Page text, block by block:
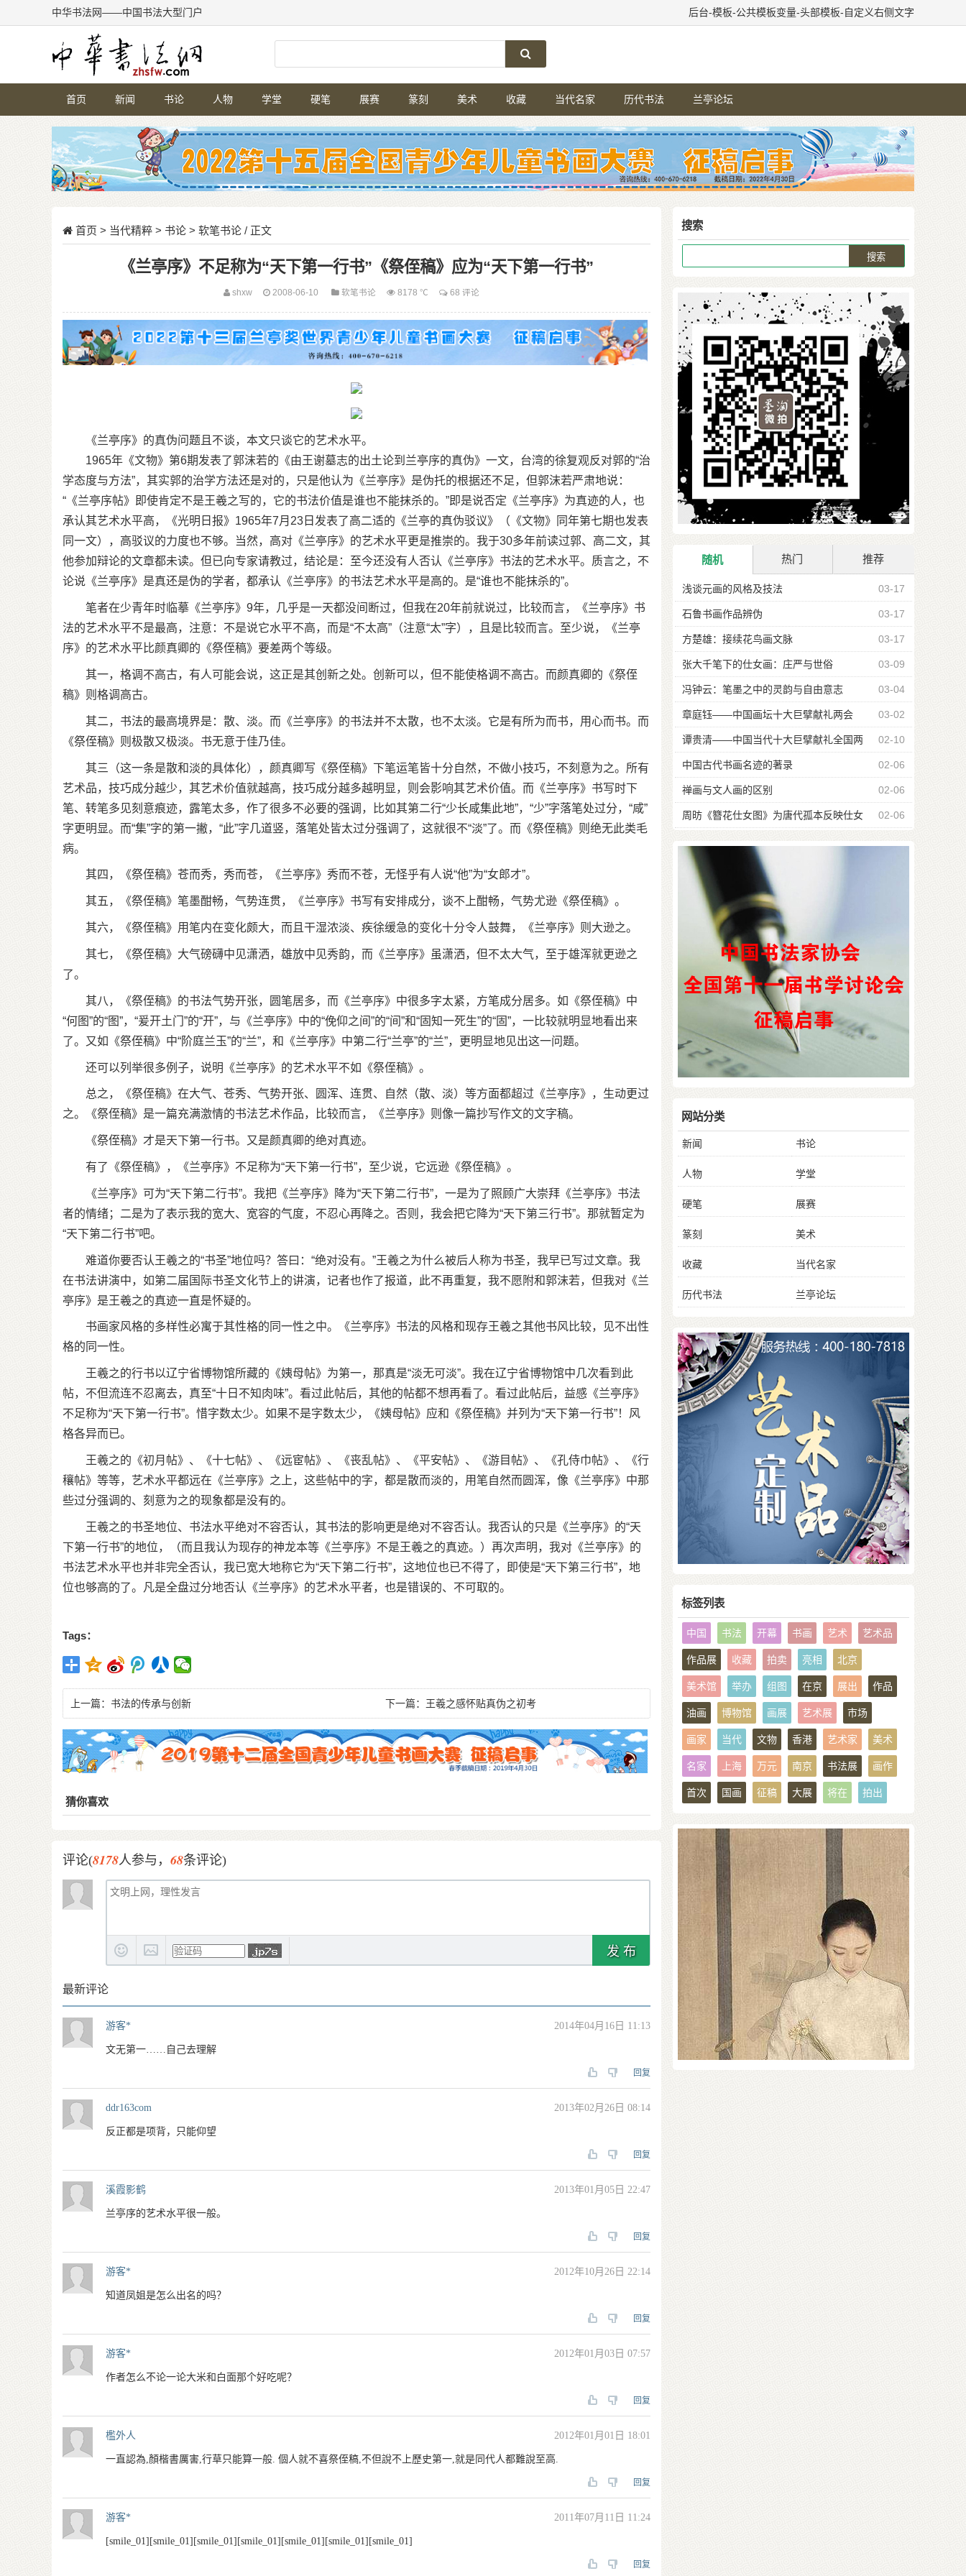
中华书法网——中国书法大型门户 后台-模板-公共模板变量-头部模板-自定义右侧文字
首页 新闻 书论 人物 学堂 硬笔 展赛 篆刻 美术 收藏 当代名家 历代书法 兰亭论坛
首页 > 当代精粹 > 书论 > 软笔书论 / 正文
《兰亭序》不足称为“天下第一行书”《祭侄稿》应为“天下第一行书”
shxw 2008-06-10 软笔书论 8178 ℃ 68 评论
《兰亭序》的真伪问题且不谈，本文只谈它的艺术水平。
1965年《文物》第6期发表了郭沫若的《由王谢墓志的出土论到兰亭序的真伪》一文，台湾的徐复观反对郭的“治
学态度与方法”，其实郭的治学方法还是对的，只是他认为《兰亭序》是伪托的根据还不足，但郭沫若严肃地说：
“《兰亭序帖》即使肯定不是王羲之写的，它的书法价值是谁也不能抹杀的。”即是说否定《兰亭序》为真迹的人，也
承认其艺术水平高，《光明日报》1965年7月23日发表了高二适的《兰亭的真伪驳议》（《文物》同年第七期也发表
同一文），高驳议的力度也不够。当然，高对《兰亭序》的艺术水平更是推崇的。我于30多年前读过郭、高二文，其
他参加辩论的文章都未读。但已向专家请教过，结论是：至今还没有人否认《兰亭序》书法的艺术水平。质言之，不
论说《兰亭序》是真还是伪的学者，都承认《兰亭序》的书法艺术水平是高的。是“谁也不能抹杀的”。
笔者在少青年时临摹《兰亭序》9年，几乎是一天都没间断过，但我在20年前就说过，比较而言，《兰亭序》书
法的艺术水平不是最高，注意：不是说它水平不高，而是“不太高”（注意“太”字），且是比较而言。至少说，《兰亭
序》的艺术水平比颜真卿的《祭侄稿》要差两个等级。
其一，格调不高古，有人可能会说，这正是其创新之处。创新可以，但不能使格调不高古。而颜真卿的《祭侄
稿》则格调高古。
其二，书法的最高境界是：散、淡。而《兰亭序》的书法并不太散，也不太淡。它是有所为而书，用心而书。而
《祭侄稿》则极散又极淡。书无意于佳乃佳。
其三（这一条是散和淡的具体化），颜真卿写《祭侄稿》下笔运笔皆十分自然，不做小技巧，不刻意为之。所有
艺术品，技巧成分越少，其艺术价值就越高，技巧成分越多越明显，则会影响其艺术价值。而《兰亭序》书写时下
笔、转笔多见刻意痕迹，露笔太多，作了很多不必要的强调，比如其第二行“少长咸集此地”，“少”字落笔处过分，“咸”
字更明显。而“集”字的第一撇，“此”字几道竖，落笔处皆太过分强调了，这就很不“淡”了。而《祭侄稿》则绝无此类毛
病。
其四，《祭侄稿》苍而秀，秀而苍，《兰亭序》秀而不苍，无怪乎有人说“他”为“女郎才”。
其五，《祭侄稿》笔墨酣畅，气势连贯，《兰亭序》书写有安排成分，谈不上酣畅，气势尤逊《祭侄稿》。
其六，《祭侄稿》用笔内在变化颇大，而且干湿浓淡、疾徐缓急的变化十分令人鼓舞，《兰亭序》则大逊之。
其七，《祭侄稿》大气磅礴中见潇洒，雄放中见秀韵，而《兰亭序》虽潇洒，但不太大气，至于雄浑就更逊之
了。
其八，《祭侄稿》的书法气势开张，圆笔居多，而《兰亭序》中很多字太紧，方笔成分居多。如《祭侄稿》中
“何图”的“图”，“爰开土门”的“开”，与《兰亭序》中的“俛仰之间”的“间”和“固知一死生”的“固”，一比较就明显地看出来
了。又如《祭侄稿》中“阶庭兰玉”的“兰”，和《兰亭序》中第二行“兰亭”的“兰”，更明显地见出这一问题。
还可以列举很多例子，说明《兰亭序》的艺术水平不如《祭侄稿》。
总之，《祭侄稿》在大气、苍秀、气势开张、圆浑、连贯、自然（散、淡）等方面都超过《兰亭序》，生动更过
之。《祭侄稿》是一篇充满激情的书法艺术作品，比较而言，《兰亭序》则像一篇抄写作文的文字稿。
《祭侄稿》才是天下第一行书。又是颜真卿的绝对真迹。
有了《祭侄稿》，《兰亭序》不足称为“天下第一行书”，至少说，它远逊《祭侄稿》。
《兰亭序》可为“天下第二行书”。我把《兰亭序》降为“天下第二行书”，一是为了照顾广大崇拜《兰亭序》书法
者的情绪；二是为了表示我的宽大、宽容的气度，不忍心再降之。否则，我会把它降为“天下第三行书”。那就暂定为
“天下第二行书”吧。
难道你要否认王羲之的“书圣”地位吗？答曰：“绝对没有。”王羲之为什么被后人称为书圣，我早已写过文章。我
在书法讲演中，如第二届国际书圣文化节上的讲演，记者也作了报道，此不再重复，我不愿附和郭沫若，但我对《兰
亭序》是王羲之的真迹一直是怀疑的。
书画家风格的多样性必寓于其性格的同一性之中。《兰亭序》书法的风格和现存王羲之其他书风比较，见不出性
格的同一性。
王羲之的行书以辽宁省博物馆所藏的《姨母帖》为第一，那真是“淡无可淡”。我在辽宁省博物馆中几次看到此
帖，不但流连不忍离去，真至“十日不知肉味”。看过此帖后，其他的帖都不想再看了。看过此帖后，益感《兰亭序》
不足称为“天下第一行书”。惜字数太少。如果不是字数太少，《姨母帖》应和《祭侄稿》并列为“天下第一行书”！风
格各异而已。
王羲之的《初月帖》、《十七帖》、《远宦帖》、《丧乱帖》、《平安帖》、《游目帖》、《孔侍巾帖》、《行
穰帖》等等，艺术水平都远在《兰亭序》之上，这些帖中的字，都是散而淡的，用笔自然而圆浑，像《兰亭序》中那
些过分强调的、刻意为之的现象都是没有的。
王羲之的书圣地位、书法水平绝对不容否认，其书法的影响更是绝对不容否认。我否认的只是《兰亭序》的“天
下第一行书”的地位，（而且我认为现存的神龙本等《兰亭序》不是王羲之的真迹。）再次声明，我对《兰亭序》的
书法艺术水平也并非完全否认，我已宽大地称它为“天下第二行书”，这地位也已不得了，即使是“天下第三行书”，地
位也够高的了。凡是全盘过分地否认《兰亭序》的艺术水平者，也是错误的、不可取的。
Tags：
上一篇： 书法的传承与创新 下一篇： 王羲之感怀贴真伪之初考
猜你喜欢
评论(8178人参与， 68条评论)
发 布
最新评论
游客* 2014年04月16日 11:13
文无第一……自己去理解
回复
ddr163com 2013年02月26日 08:14
反正都是项背，只能仰望
回复
溪霞影鹤 2013年01月05日 22:47
兰亭序的艺术水平很一般。
回复
游客* 2012年10月26日 22:14
知道凤姐是怎么出名的吗？
回复
游客* 2012年01月03日 07:57
作者怎么不论一论大米和白面那个好吃呢？
回复
檻外人 2012年01月01日 18:01
一直認為,顏楷書厲害,行草只能算一般. 個人就不喜祭侄稿,不但說不上歷史第一,就是同代人都難說至高.
回复
游客* 2011年07月11日 11:24
[smile_01][smile_01][smile_01][smile_01][smile_01][smile_01][smile_01]
回复
搜索
随机 热门 推荐
03-17
浅谈元画的风格及技法
03-17
石鲁书画作品辨伪
03-17
方楚雄：接续花鸟画文脉
03-09
张大千笔下的仕女画：庄严与世俗
03-04
冯钟云：笔墨之中的灵韵与自由意志
03-02
章庭钰——中国画坛十大巨擘献礼两会
02-10
谭贵清——中国当代十大巨擘献礼全国两
会 02-06
中国古代书画名迹的著录
02-06
禅画与文人画的区别
02-06
周昉《簪花仕女图》为唐代孤本反映仕女
网站分类
新闻 书论
人物 学堂
硬笔 展赛
篆刻 美术
收藏 当代名家
历代书法 兰亭论坛
标签列表
中国 书法 开幕 书画 艺术 艺术品
作品展 收藏 拍卖 亮相 北京
美术馆 举办 组图 在京 展出 作品
油画 博物馆 画展 艺术展 市场
画家 当代 文物 香港 艺术家 美术
名家 上海 万元 南京 书法展 画作
首次 国画 征稿 大展 将在 拍出